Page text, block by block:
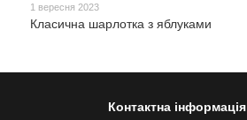
1 вересня 2023
Класична шарлотка з яблуками
Контактна інформація